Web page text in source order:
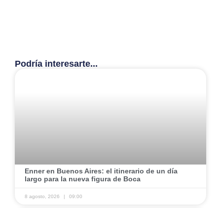
Podría interesarte...
​Enner en Buenos Aires: el itinerario de un día
largo para la nueva figura de Boca
8 agosto, 2026 09:00